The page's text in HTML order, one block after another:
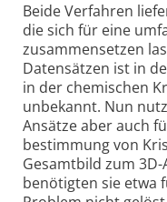
Beide Verfahren
die sich für eine
zusammensetzen
Datensätzen ist in
in der chemischen
unbekannt. Nun
Ansätze aber auch
bestimmung von
Gesamtbild zum
benötigten sie etwa